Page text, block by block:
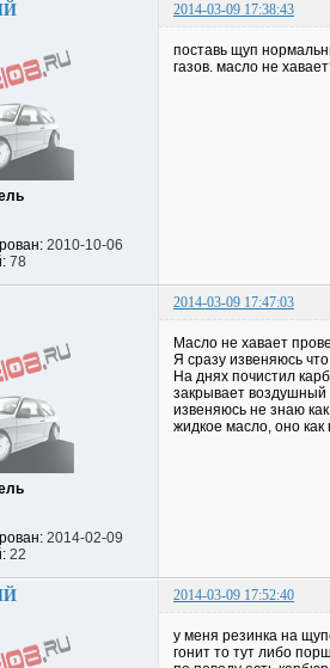
2014-03-09 17:38:43
2010-10-06
78
поставь щуп
газов. масло не
2014-03-09 17:47:03
2014-02-09
22
Масло не хавает
Я сразу извеняюсь
На днях почистил
закрывает воздушный
извеняюсь не знаю
жидкое масло, оно как
2014-03-09 17:52:40
у меня резинка на
гонит то тут либо